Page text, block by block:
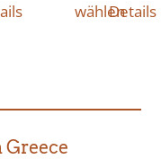
wählen
Produkt
Details